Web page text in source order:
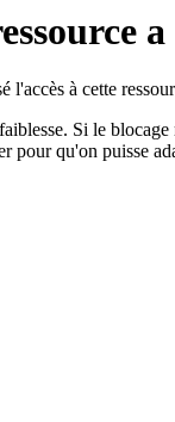
à cette
Si le
pour qu'on puisse